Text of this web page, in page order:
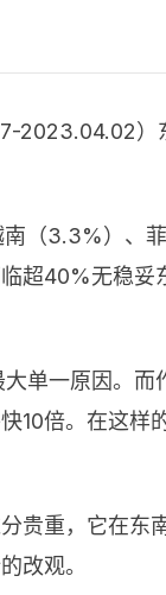
2023.04.02）
（3.3%）、菲
超40%无稳妥
单一原因。
倍。在这样
贵重，它在东
改观。